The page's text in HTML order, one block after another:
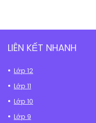
LIÊN KẾT NHANH
Lớp 12
Lớp 11
Lớp 10
Lớp 9